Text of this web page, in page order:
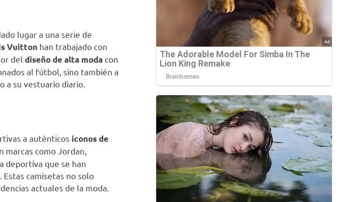
lugar a una serie de
Vuitton han trabajado con
del diseño de alta moda con
al fútbol, sino también a
a su vestuario diario.
a auténticos iconos de
marcas como Jordan,
deportiva que se han
camisetas no solo
actuales de la moda.